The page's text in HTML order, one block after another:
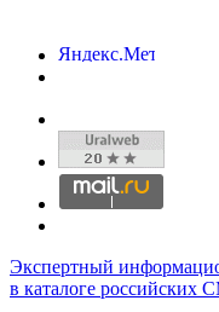
Экспертный
в каталоге российских